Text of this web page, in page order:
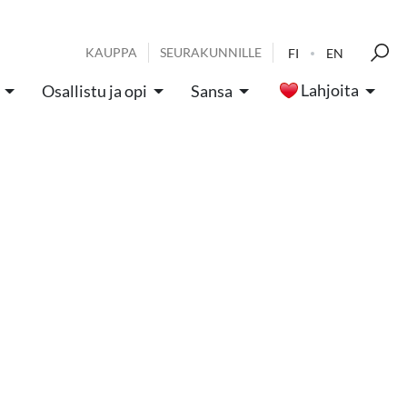
KAUPPA SEURAKUNNILLE FI EN
Osallistu ja opi Sansa Lahjoita